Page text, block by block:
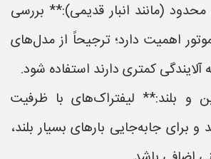
(مانند انبار قدیمی):** بررسی
اهمیت دارد؛ ترجیحاً از مدل‌های
آلایندگی کمتری دارند استفاده شود.
و بلند:** لیفتراک‌های با ظرفیت
و برای جابه‌جایی بارهای بسیار بلند،